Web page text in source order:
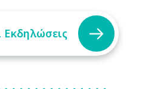
Εκδηλώσεις